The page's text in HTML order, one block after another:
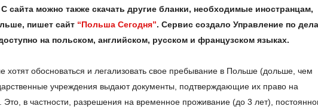
сайта можно также скачать другие бланки, необходимые иностранцам,
пишет сайт “Польша Сегодня”. Сервис создало Управление по
на польском, английском, русском и французском языках.
хотят обосноваться и легализовать свое пребывание в Польше (дольше, чем
учреждения выдают документы, подтверждающие их право на
Это, в частности, разрешения на временное проживание (до 3 лет),